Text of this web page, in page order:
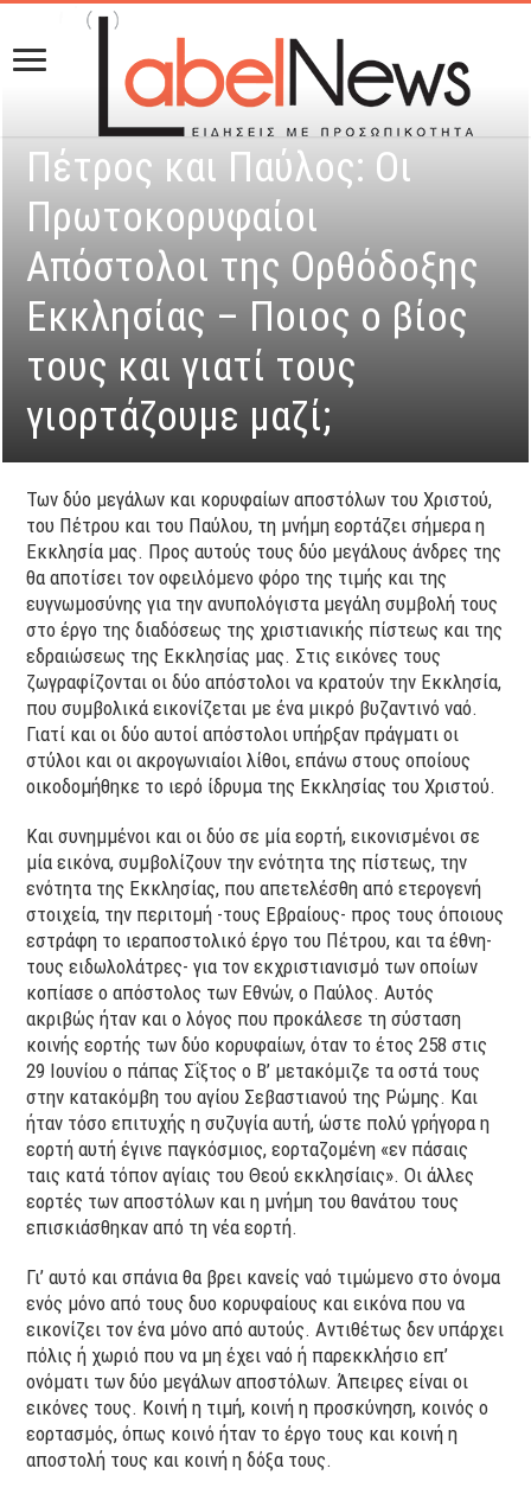
Πέτρος και Παύλος: Οι
Πρωτοκορυφαίοι
Απόστολοι της Ορθόδοξης
Εκκλησίας – Ποιος ο βίος
τους και γιατί τους
γιορτάζουμε μαζί;
Των δύο μεγάλων και κορυφαίων αποστόλων του Χριστού,
του Πέτρου και του Παύλου, τη μνήμη εορτάζει σήμερα η
Εκκλησία μας. Προς αυτούς τους δύο μεγάλους άνδρες της
θα αποτίσει τον οφειλόμενο φόρο της τιμής και της
ευγνωμοσύνης για την ανυπολόγιστα μεγάλη συμβολή τους
στο έργο της διαδόσεως της χριστιανικής πίστεως και της
εδραιώσεως της Εκκλησίας μας. Στις εικόνες τους
ζωγραφίζονται οι δύο απόστολοι να κρατούν την Εκκλησία,
που συμβολικά εικονίζεται με ένα μικρό βυζαντινό ναό.
Γιατί και οι δύο αυτοί απόστολοι υπήρξαν πράγματι οι
στύλοι και οι ακρογωνιαίοι λίθοι, επάνω στους οποίους
οικοδομήθηκε το ιερό ίδρυμα της Εκκλησίας του Χριστού.
Και συνημμένοι και οι δύο σε μία εορτή, εικονισμένοι σε
μία εικόνα, συμβολίζουν την ενότητα της πίστεως, την
ενότητα της Εκκλησίας, που απετελέσθη από ετερογενή
στοιχεία, την περιτομή -τους Εβραίους- προς τους όποιους
εστράφη το ιεραποστολικό έργο του Πέτρου, και τα έθνη-
τους ειδωλολάτρες- για τον εκχριστιανισμό των οποίων
κοπίασε ο απόστολος των Εθνών, ο Παύλος. Αυτός
ακριβώς ήταν και ο λόγος που προκάλεσε τη σύσταση
κοινής εορτής των δύο κορυφαίων, όταν το έτος 258 στις
29 Ιουνίου ο πάπας Σΐξτος ο Β’ μετακόμιζε τα οστά τους
στην κατακόμβη του αγίου Σεβαστιανού της Ρώμης. Και
ήταν τόσο επιτυχής η συζυγία αυτή, ώστε πολύ γρήγορα η
εορτή αυτή έγινε παγκόσμιος, εορταζομένη «εν πάσαις
ταις κατά τόπον αγίαις του Θεού εκκλησίαις». Οι άλλες
εορτές των αποστόλων και η μνήμη του θανάτου τους
επισκιάσθηκαν από τη νέα εορτή.
Γι’ αυτό και σπάνια θα βρει κανείς ναό τιμώμενο στο όνομα
ενός μόνο από τους δυο κορυφαίους και εικόνα που να
εικονίζει τον ένα μόνο από αυτούς. Αντιθέτως δεν υπάρχει
πόλις ή χωριό που να μη έχει ναό ή παρεκκλήσιο επ’
ονόματι των δύο μεγάλων αποστόλων. Άπειρες είναι οι
εικόνες τους. Κοινή η τιμή, κοινή η προσκύνηση, κοινός ο
εορτασμός, όπως κοινό ήταν το έργο τους και κοινή η
αποστολή τους και κοινή η δόξα τους.